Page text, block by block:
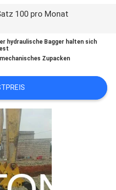
100 pro Monat
hydraulische Bagger halten sich
mechanisches Zupacken